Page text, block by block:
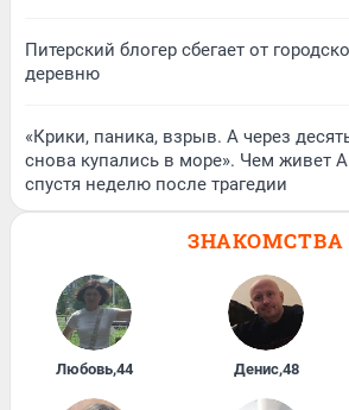
Питерский блогер сбегает от
деревню
«Крики, паника, взрыв. А через
снова купались в море». Чем живет
спустя неделю после трагедии
ЗНАКОМСТВА
Любовь,44 Денис,48